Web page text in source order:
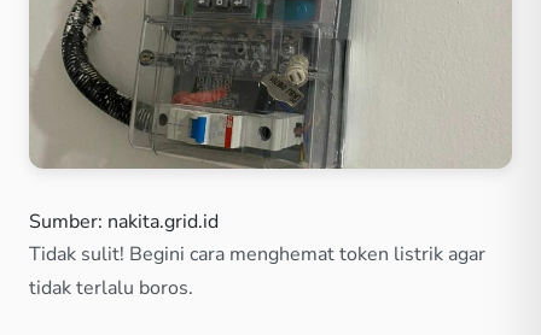
Sumber: nakita.grid.id
Tidak sulit! Begini cara menghemat token listrik agar
tidak terlalu boros.